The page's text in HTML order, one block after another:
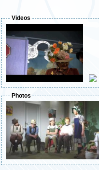
Videos
Photos